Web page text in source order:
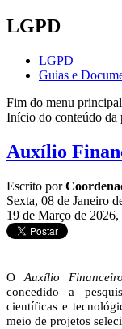
LGPD
LGPD
Guias e
Fim do menu principal
Início do conteúdo da
Auxílio
Escrito por
Sexta, 08 de Janeiro
19 de Março de 2026,
O Auxílio
concedido a
científicas e
meio de projetos